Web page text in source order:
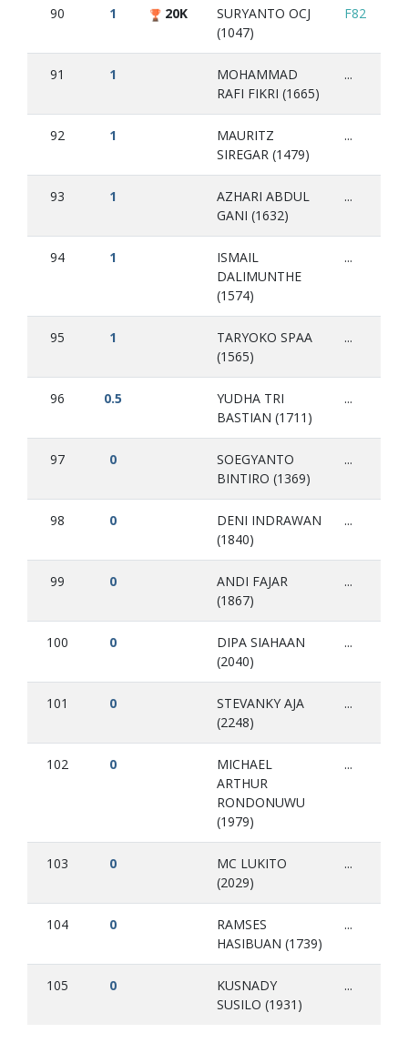
90 1 20K
SURYANTO OCJ
(1047)
F82
91 1
MOHAMMAD
RAFI FIKRI (1665)
...
92 1
MAURITZ
SIREGAR (1479)
...
93 1
AZHARI ABDUL
GANI (1632)
...
94 1
ISMAIL
DALIMUNTHE
(1574)
...
95 1
TARYOKO SPAA
(1565)
...
96 0.5
YUDHA TRI
BASTIAN (1711)
...
97 0
SOEGYANTO
BINTIRO (1369)
...
98 0
DENI INDRAWAN
(1840)
...
99 0
ANDI FAJAR
(1867)
...
100 0
DIPA SIAHAAN
(2040)
...
101 0
STEVANKY AJA
(2248)
...
102 0
MICHAEL
ARTHUR
RONDONUWU
(1979)
...
103 0
MC LUKITO
(2029)
...
104 0
RAMSES
HASIBUAN (1739)
...
105 0
KUSNADY
SUSILO (1931)
...